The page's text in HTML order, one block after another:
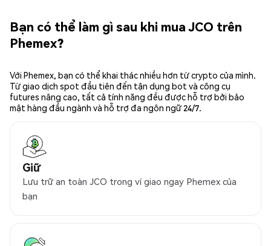
Bạn có thể làm gì sau khi mua JCO trên
Phemex?
Với Phemex, bạn có thể khai thác nhiều hơn từ crypto của mình.
Từ giao dịch spot đầu tiên đến tận dụng bot và công cụ
futures nâng cao, tất cả tính năng đều được hỗ trợ bởi bảo
mật hàng đầu ngành và hỗ trợ đa ngôn ngữ 24/7.
Giữ
Lưu trữ an toàn JCO trong ví giao ngay Phemex của
bạn